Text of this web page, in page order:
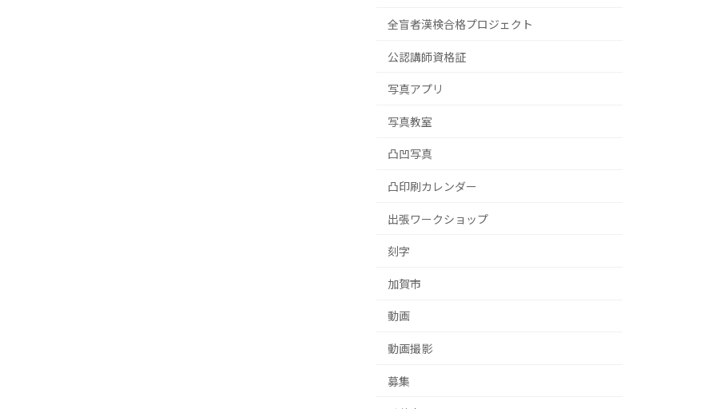
全盲者漢検合格プロジェクト
公認講師資格証
写真アプリ
写真教室
凸凹写真
凸印刷カレンダー
出張ワークショップ
刻字
加賀市
動画
動画撮影
募集